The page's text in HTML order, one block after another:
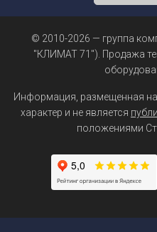
© 2010-2026 — группа
"КЛИМАТ 71"). Продажа
Информация, размещенная
характер и не является
положениями